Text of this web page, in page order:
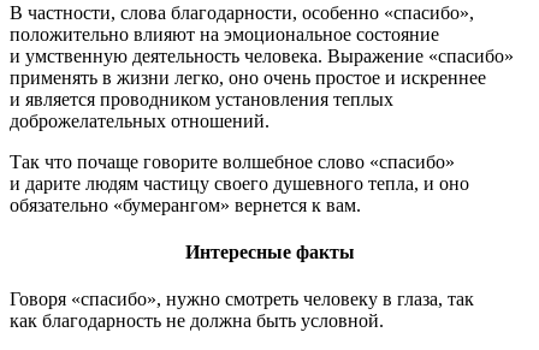
В частности, слова благодарности, особенно «спасибо»,
положительно влияют на эмоциональное состояние
и умственную деятельность человека. Выражение «спасибо»
применять в жизни легко, оно очень простое и искреннее
и является проводником установления теплых
доброжелательных отношений.
Так что почаще говорите волшебное слово «спасибо»
и дарите людям частицу своего душевного тепла, и оно
обязательно «бумерангом» вернется к вам.
Интересные факты
Говоря «спасибо», нужно смотреть человеку в глаза, так
как благодарность не должна быть условной.